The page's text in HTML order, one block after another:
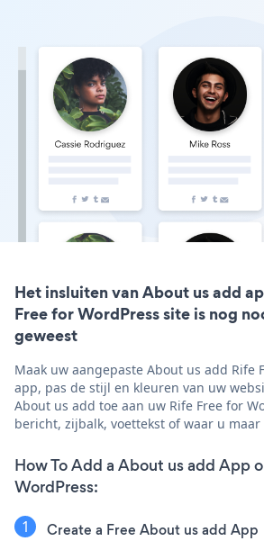
Het insluiten van About us add
Free for WordPress site is nog
geweest
Maak uw aangepaste About us add Rife
app, pas de stijl en kleuren van uw
About us add toe aan uw Rife Free for
bericht, zijbalk, voettekst of waar u
How To Add a About us add App
WordPress:
Create a Free About us add App